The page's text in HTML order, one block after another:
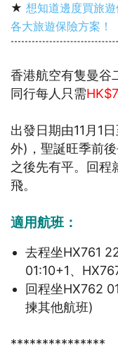
★ 想知道邊度買旅
各大旅遊保險方案！
香港航空有隻曼谷
同行每人只需
出發日期由11月1
外)，聖誕旺季前
之後先有平。回程
飛。
適用航班：
去程坐HX761
01:10+1、
回程坐HX762
揀其他航班)
***************